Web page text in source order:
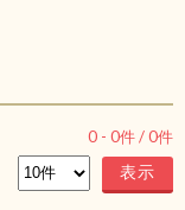
0 - 0件 /0件